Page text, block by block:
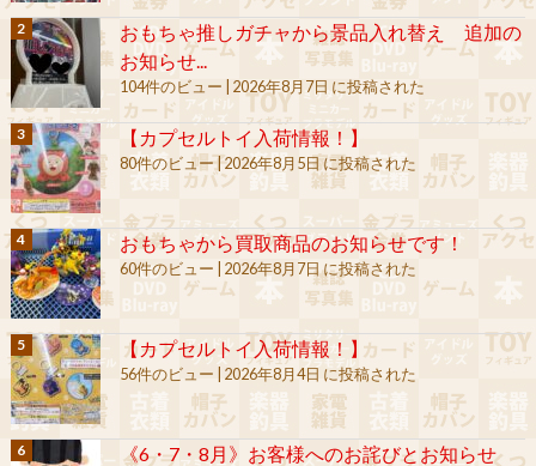
おもちゃ推しガチャから景品入れ替え 追加の
お知らせ...
104件のビュー 2026年8月7日 に投稿された
【カプセルトイ入荷情報！】
80件のビュー|2026年8月5日 に投稿された
おもちゃから買取商品のお知らせです！
60件のビュー 2026年8月7日 に投稿された
【カプセルトイ入荷情報！】
56件のビュー 2026年8月4日 に投稿された
《6・7・8月》お客様へのお詫びとお知らせ